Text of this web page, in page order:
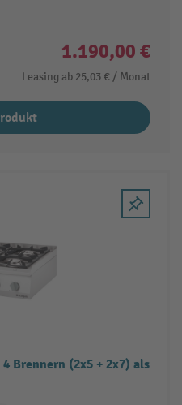
1.190,00 €
Leasing ab 25,03 € / Monat
Brennern (2x5 + 2x7) als